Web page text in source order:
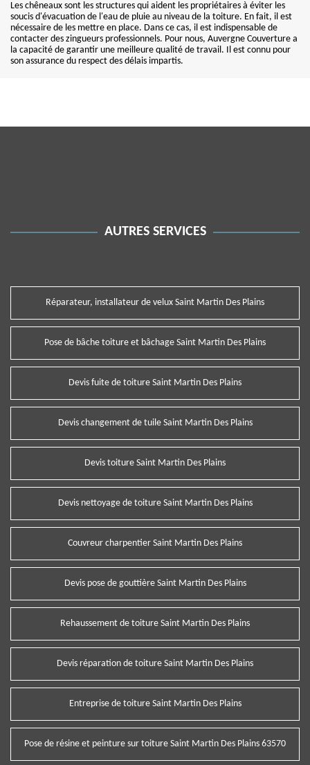
Les chêneaux sont les structures qui aident les propriétaires à éviter les
soucis d'évacuation de l'eau de pluie au niveau de la toiture. En fait, il est
nécessaire de les mettre en place. Dans ce cas, il est indispensable de
contacter des zingueurs professionnels. Pour nous, Auvergne Couverture a
la capacité de garantir une meilleure qualité de travail. Il est connu pour
son assurance du respect des délais impartis.
AUTRES SERVICES
Réparateur, installateur de velux Saint Martin Des Plains
Pose de bâche toiture et bâchage Saint Martin Des Plains
Devis fuite de toiture Saint Martin Des Plains
Devis changement de tuile Saint Martin Des Plains
Devis toiture Saint Martin Des Plains
Devis nettoyage de toiture Saint Martin Des Plains
Couvreur charpentier Saint Martin Des Plains
Devis pose de gouttière Saint Martin Des Plains
Rehaussement de toiture Saint Martin Des Plains
Devis réparation de toiture Saint Martin Des Plains
Entreprise de toiture Saint Martin Des Plains
Pose de résine et peinture sur toiture Saint Martin Des Plains 63570